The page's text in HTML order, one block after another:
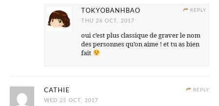
REPLY
TOKYOBANHBAO
THU 26 OCT, 2017
oui c’est plus classique de graver le nom
des personnes qu’on aime ! et tu as bien
fait
REPLY
CATHIE
WED 25 OCT, 2017